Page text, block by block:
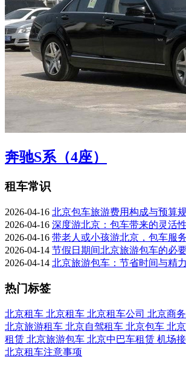
奔驰S系（4座）
租车常识
2026-04-16 北京包车旅游费用构成与预算
2026-04-16 深度游北京：包车带来的灵活
2026-04-16 带老人或小孩游北京，包车服
2026-04-14 节假日期间北京旅游包车的必
2026-04-14 北京旅游包车：节省时间与精
热门标签
北京租车 北京租车 北京租车公司 北京商
北京旅游租车 北京自驾租车 北京包车 北
租赁 北京旅游包车 北京中巴车租赁 机场
北京租车注意事项